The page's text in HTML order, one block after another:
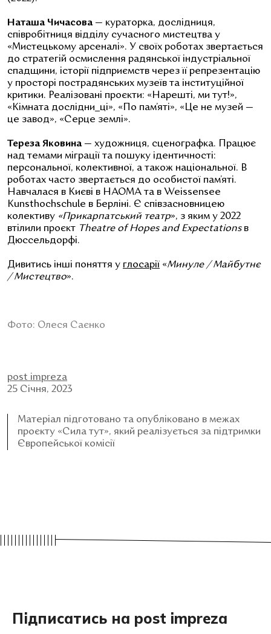
Наташа Чичасова— кураторка, дослідниця,
співробітниця відділу сучасного мистецтва у
«Мистецькому арсеналі». У своїх роботах звертається
до стратегій осмислення радянської індустріальної
спадщини, історії підприємств через її репрезентацію
у просторі пострадянських музеїв та інституційної
критики. Реалізовані проєкти: «Нарешті, ми тут!»,
«Кімната дослідни_ці», «По пам’яті», «Це не музей —
це завод», «Серце землі».
Тереза Яковина— художниця, сценографка. Працює
над темами міграції та пошуку ідентичності:
персональної, колективної, а також національної. В
роботах часто звертається до особистої пам’яті.
Навчалася в Києві в НАОМА та в Weissensee
Kunsthochschule в Берліні. Є співзасновницею
колективу «Прикарпатський театр», з яким у 2022
втілили проєкт Theatre of Hopes and Expectations в
Дюссельдорфі.
Дивитись інші поняття у глосарії «Минуле / Майбутнє
/ Мистецтво».
Фото: Олеся Саєнко
post impreza
25 Січня, 2023
Матеріал підготовано та опубліковано в межах
проєкту «Сила тут», який реалізується за підтримки
Європейської комісії
Підписатись на post impreza